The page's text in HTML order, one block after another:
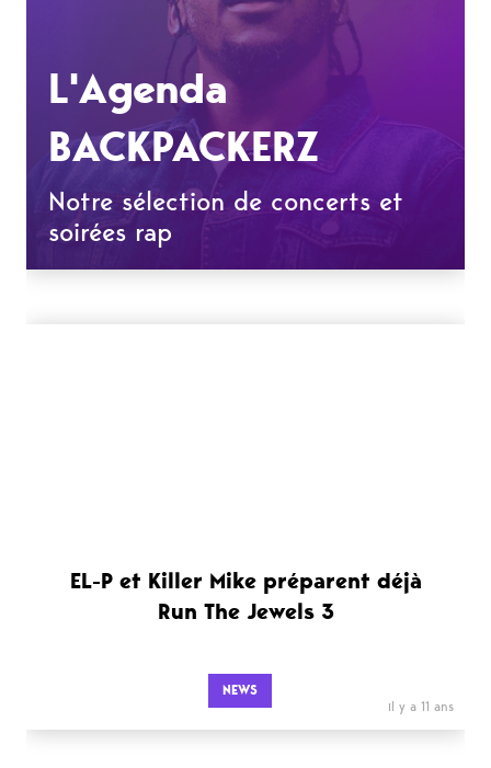
L'Agenda
BACKPACKERZ
Notre sélection de concerts et
soirées rap
EL-P et Killer Mike préparent déjà
Run The Jewels 3
NEWS
il y a 11 ans